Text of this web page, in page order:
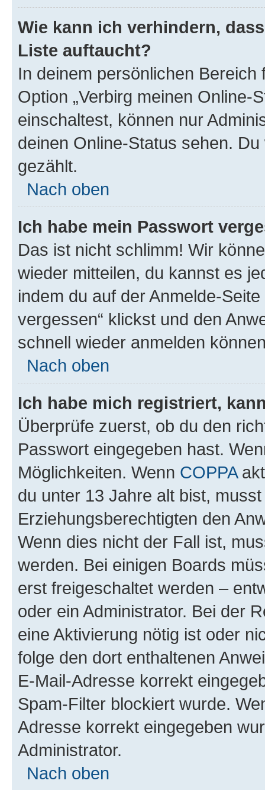
Wie kann ich verhindern,
Liste auftaucht?
In deinem persönlichen
Option „Verbirg meinen Online-
einschaltest, können nur
deinen Online-Status sehen.
gezählt.
Nach oben
Ich habe mein Passwort
Das ist nicht schlimm! Wir
wieder mitteilen, du kannst es
indem du auf der Anmelde-
vergessen“ klickst und den
schnell wieder anmelden
Nach oben
Ich habe mich registriert,
Überprüfe zuerst, ob du den
Passwort eingegeben hast.
Möglichkeiten. Wenn COPPA
du unter 13 Jahre alt bist,
Erziehungsberechtigten den
Wenn dies nicht der Fall ist,
werden. Bei einigen Boards
erst freigeschaltet werden –
oder ein Administrator. Bei der
eine Aktivierung nötig ist oder
folge den dort enthaltenen
E-Mail-Adresse korrekt
Spam-Filter blockiert wurde.
Adresse korrekt eingegeben
Administrator.
Nach oben